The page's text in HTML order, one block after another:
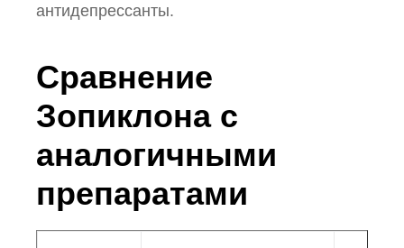
антидепрессанты.
Сравнение
Зопиклона с
аналогичными
препаратами